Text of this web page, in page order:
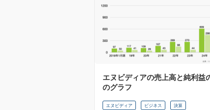
エヌビディアの売上高と純利益
のグラフ
エヌビディア ビジネス 決算